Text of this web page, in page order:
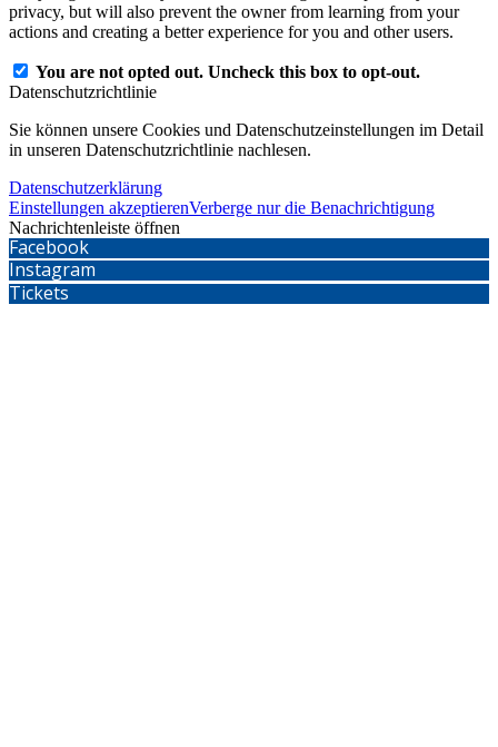
privacy, but will also prevent the owner from learning from your
actions and creating a better experience for you and other users.
You are not opted out. Uncheck this box to opt-out.
Datenschutzrichtlinie
Sie können unsere Cookies und Datenschutzeinstellungen im Detail
in unseren Datenschutzrichtlinie nachlesen.
Datenschutzerklärung
Einstellungen akzeptierenVerberge nur die Benachrichtigung
Nachrichtenleiste öffnen
Facebook
Instagram
Tickets